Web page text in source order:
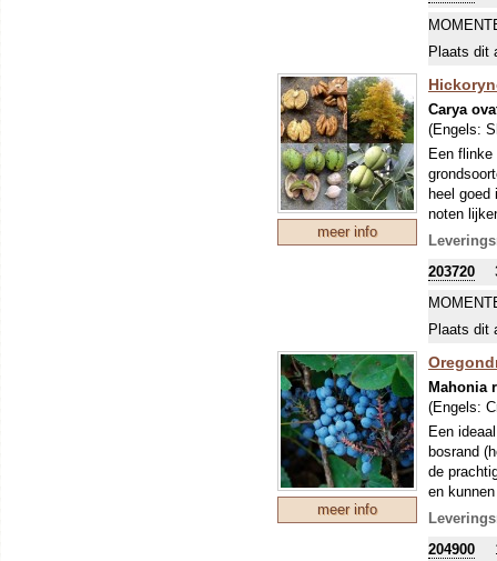
officinale
(Bron:
Geniet
boom
etc.
Plaats dit
meer info
Carya
(Engels:
Een flinke
heel goed
noten
noten
eten.
van deze
bijlen,
203720
Plaats dit
meer info
Mahonia
(Engels:
Een
bosrand
de
en
bessen,
prachtige
204900